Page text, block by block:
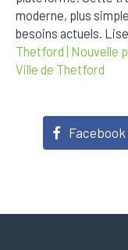
moderne, plus
besoins actuels.
Thetford | Nouvelle
Ville de Thetford
Facebook